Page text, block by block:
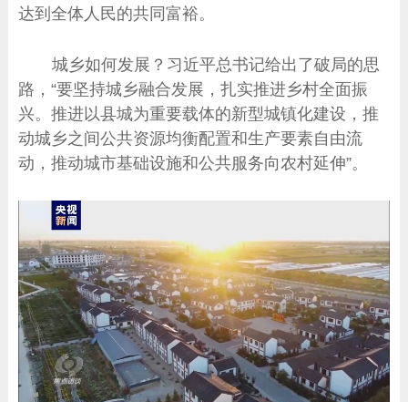
达到全体人民的共同富裕。
城乡如何发展？习近平总书记给出了破局的思
路，“要坚持城乡融合发展，扎实推进乡村全面振
兴。推进以县城为重要载体的新型城镇化建设，推
动城乡之间公共资源均衡配置和生产要素自由流
动，推动城市基础设施和公共服务向农村延伸”。